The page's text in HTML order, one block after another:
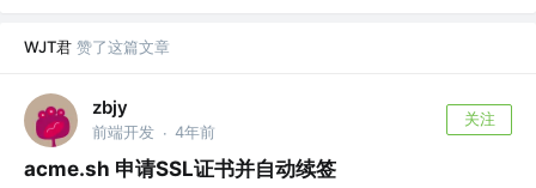
WJT君 赞了这篇文章
zbjy
前端开发 · 4年前
关注
acme.sh 申请SSL证书并自动续签